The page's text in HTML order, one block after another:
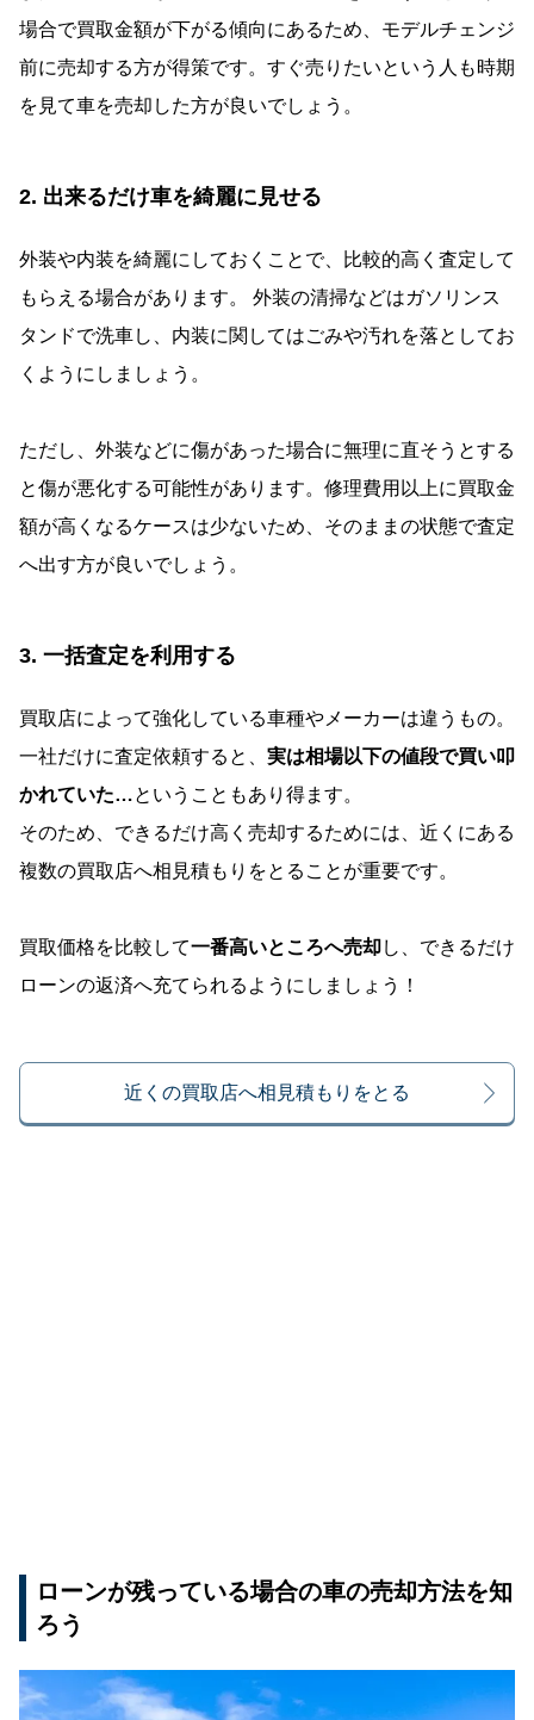
場合で買取金額が下がる傾向にあるため、モデルチェンジ
前に売却する方が得策です。すぐ売りたいという人も時期
を見て車を売却した方が良いでしょう。
2. 出来るだけ車を綺麗に見せる
外装や内装を綺麗にしておくことで、比較的高く査定して
もらえる場合があります。 外装の清掃などはガソリンス
タンドで洗車し、内装に関してはごみや汚れを落としてお
くようにしましょう。
ただし、外装などに傷があった場合に無理に直そうとする
と傷が悪化する可能性があります。修理費用以上に買取金
額が高くなるケースは少ないため、そのままの状態で査定
へ出す方が良いでしょう。
3. 一括査定を利用する
買取店によって強化している車種やメーカーは違うもの。
一社だけに査定依頼すると、 実は相場以下の値段で買い叩
かれていた…ということもあり得ます。
そのため、できるだけ高く売却するためには、近くにある
複数の買取店へ相見積もりをとることが重要です。
買取価格を比較して一番高いところへ売却し、できるだけ
ローンの返済へ充てられるようにしましょう！
近くの買取店へ相見積もりをとる
ローンが残っている場合の車の売却方法を知
ろう